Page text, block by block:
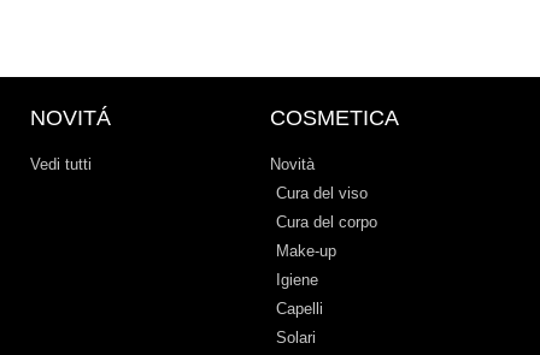
NOVITÁ
Vedi tutti
COSMETICA
Novità
Cura del viso
Cura del corpo
Make-up
Igiene
Capelli
Solari